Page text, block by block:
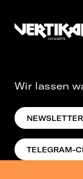
Wir lassen
NEWSLETTER
TELEGRAM-